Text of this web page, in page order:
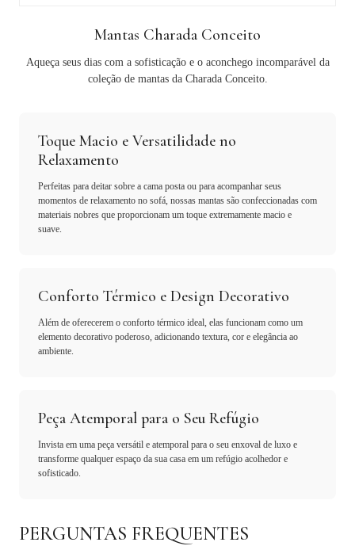
Mantas Charada Conceito
Aqueça seus dias com a sofisticação e o aconchego incomparável da
coleção de mantas da Charada Conceito.
Toque Macio e Versatilidade no
Relaxamento
Perfeitas para deitar sobre a cama posta ou para acompanhar seus
momentos de relaxamento no sofá, nossas mantas são confeccionadas com
materiais nobres que proporcionam um toque extremamente macio e
suave.
Conforto Térmico e Design Decorativo
Além de oferecerem o conforto térmico ideal, elas funcionam como um
elemento decorativo poderoso, adicionando textura, cor e elegância ao
ambiente.
Peça Atemporal para o Seu Refúgio
Invista em uma peça versátil e atemporal para o seu enxoval de luxo e
transforme qualquer espaço da sua casa em um refúgio acolhedor e
sofisticado.
PERGUNTAS FREQUENTES